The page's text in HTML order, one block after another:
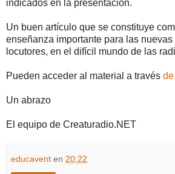
indicados en la presentación.
Un buen artículo que se constituye
enseñanza importante para las
locutores, en el difícil mundo de las
Pueden acceder al material a través
Un abrazo
El equipo de Creaturadio.NET
educavent en 20:22